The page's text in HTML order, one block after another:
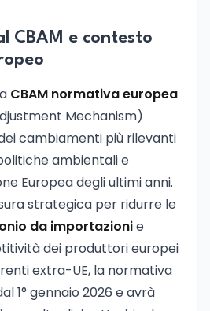
CBAM e contesto
CBAM normativa europea
Mechanism)
cambiamenti più rilevanti
ambientali e
Europea degli ultimi anni.
strategica per ridurre le
da importazionie
dei produttori europei
extra-UE, la normativa
1° gennaio 2026 e avrà